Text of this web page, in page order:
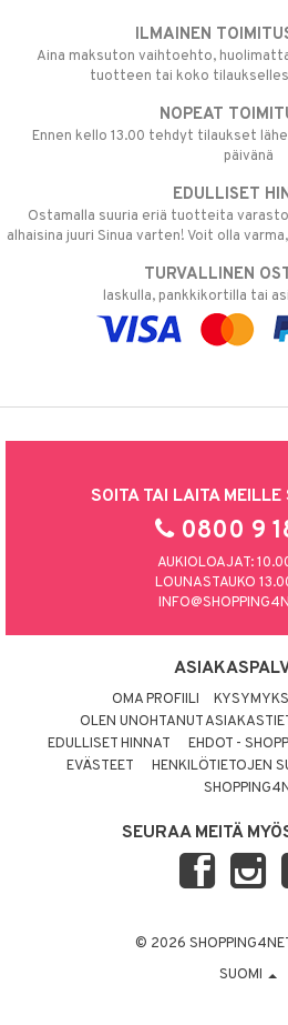
ILMAINEN
Aina maksuton vaihtoehto,
tuotteen tai koko
NOPEAT
Ennen kello 13.00 tehdyt tilaukset
päivänä
EDULLISET
Ostamalla suuria eriä tuotteita
alhaisina juuri Sinua varten! Voit olla
TURVALLINEN
laskulla, pankkikortilla tai
SOITA TAI LAITA
0800 9
AUKIOLOAJAT:
LOUNASTAUKO
OMA PROFIILI
OLEN UNOHTANUT
EDULLISET HINNAT
EHDOT -
EVÄSTEET
HENKILÖTIETOJEN
SEURAA MEITÄ
© 2026
SUOMI